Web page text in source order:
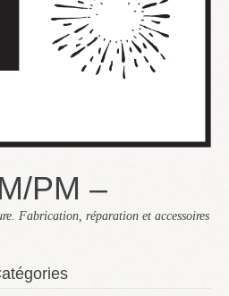
PM –
Fabrication, réparation et accessoires